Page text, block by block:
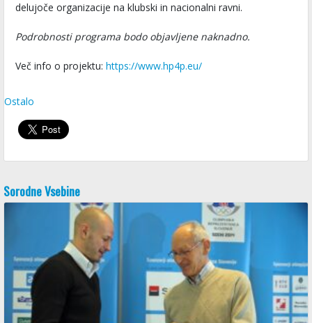
delujoče organizacije na klubski in nacionalni ravni.
Podrobnosti programa bodo objavljene naknadno.
Več info o projektu: https://www.hp4p.eu/
Ostalo
Sorodne Vsebine